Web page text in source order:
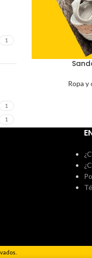
1
1
1
Ropa y